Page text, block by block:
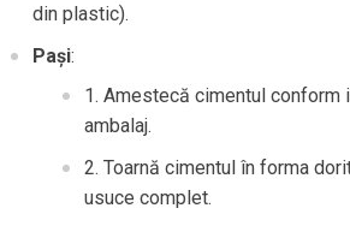
din plastic).
Pași:
Amestecă cimentul conform
ambalaj.
Toarnă cimentul în forma
usuce complet.